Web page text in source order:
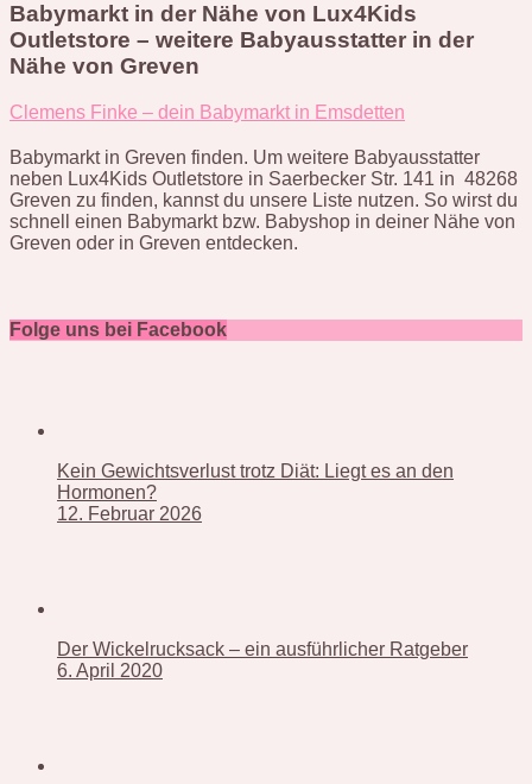
Babymarkt in der Nähe von Lux4Kids
Outletstore – weitere Babyausstatter in der
Nähe von Greven
Clemens Finke – dein Babymarkt in Emsdetten
Babymarkt in Greven finden. Um weitere Babyausstatter
neben Lux4Kids Outletstore in Saerbecker Str. 141 in 48268
Greven zu finden, kannst du unsere Liste nutzen. So wirst du
schnell einen Babymarkt bzw. Babyshop in deiner Nähe von
Greven oder in Greven entdecken.
Folge uns bei Facebook
Kein Gewichtsverlust trotz Diät: Liegt es an den
Hormonen?
12. Februar 2026
Der Wickelrucksack – ein ausführlicher Ratgeber
6. April 2020